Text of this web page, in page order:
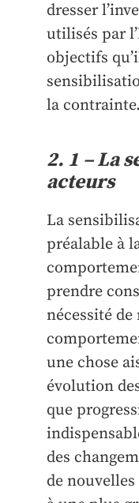
dresser
utilisés par
objectifs
la contrainte.
2. 1 – La
acteurs
La
préalable à
prendre
nécessité
une chose
évolution
que
des
de